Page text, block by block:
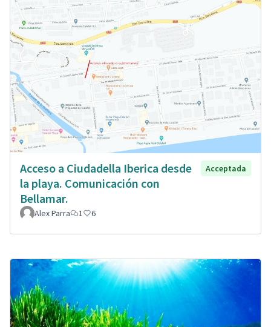
Acceso a Ciudadella Iberica desde
la playa. Comunicación con
Bellamar.
Acceptada
Alex Parra 1 6